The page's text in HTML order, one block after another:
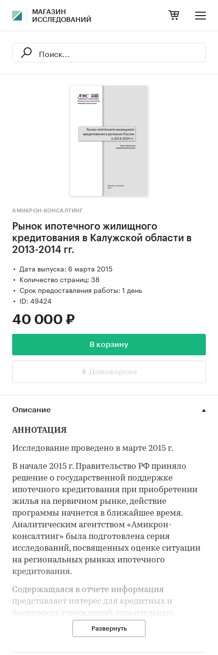
МАГАЗИН
ИССЛЕДОВАНИЙ
АМИКРОН-КОНСАЛТИНГ
Рынок ипотечного жилищного
кредитования в Калужской области в
2013-2014 гг.
Дата выпуска: 6 марта 2015
Количество страниц: 38
Срок предоставления работы: 1 день
ID: 49424
40 000 ₽
В корзину
Демоверсия
Описание
АННОТАЦИЯ
Исследование проведено в марте 2015 г.
В начале 2015 г. Правительство РФ приняло
решение о государственной поддержке
ипотечного кредитования при приобретении
жилья на первичном рынке, действие
программы начнется в ближайшее время.
Аналитическим агентством «Амикрон-
консалтинг» была подготовлена серия
исследований, посвященных оценке ситуации
на региональных рынках ипотечного
кредитования.
Содержащаяся в отчете информация
представляет интерес для кредитных и
банковских учреждений, строительных
компаний, девелоперов, государственных
Развернуть